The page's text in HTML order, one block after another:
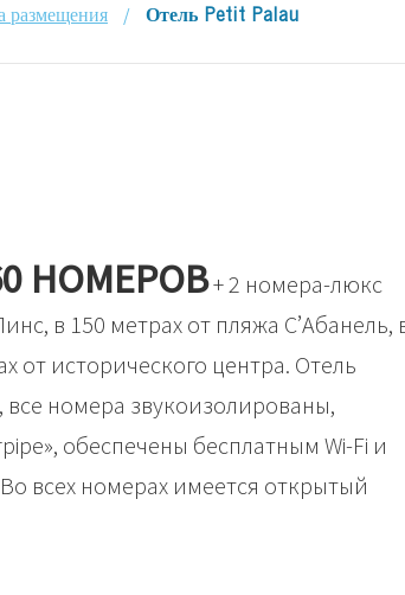
размещения / Отель Petit Palau
НОМЕРОВ+ 2 номера-люкс
в 150 метрах от пляжа С’Абанель,
от исторического центра. Отель
номера звукоизолированы,
обеспечены бесплатным Wi-Fi и
всех номерах имеется открытый